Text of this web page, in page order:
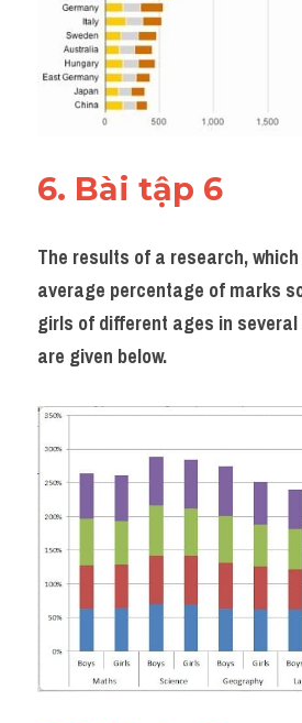
6. Bài tập 6
The results of a research,
average percentage of marks
girls of different ages in
are given below.